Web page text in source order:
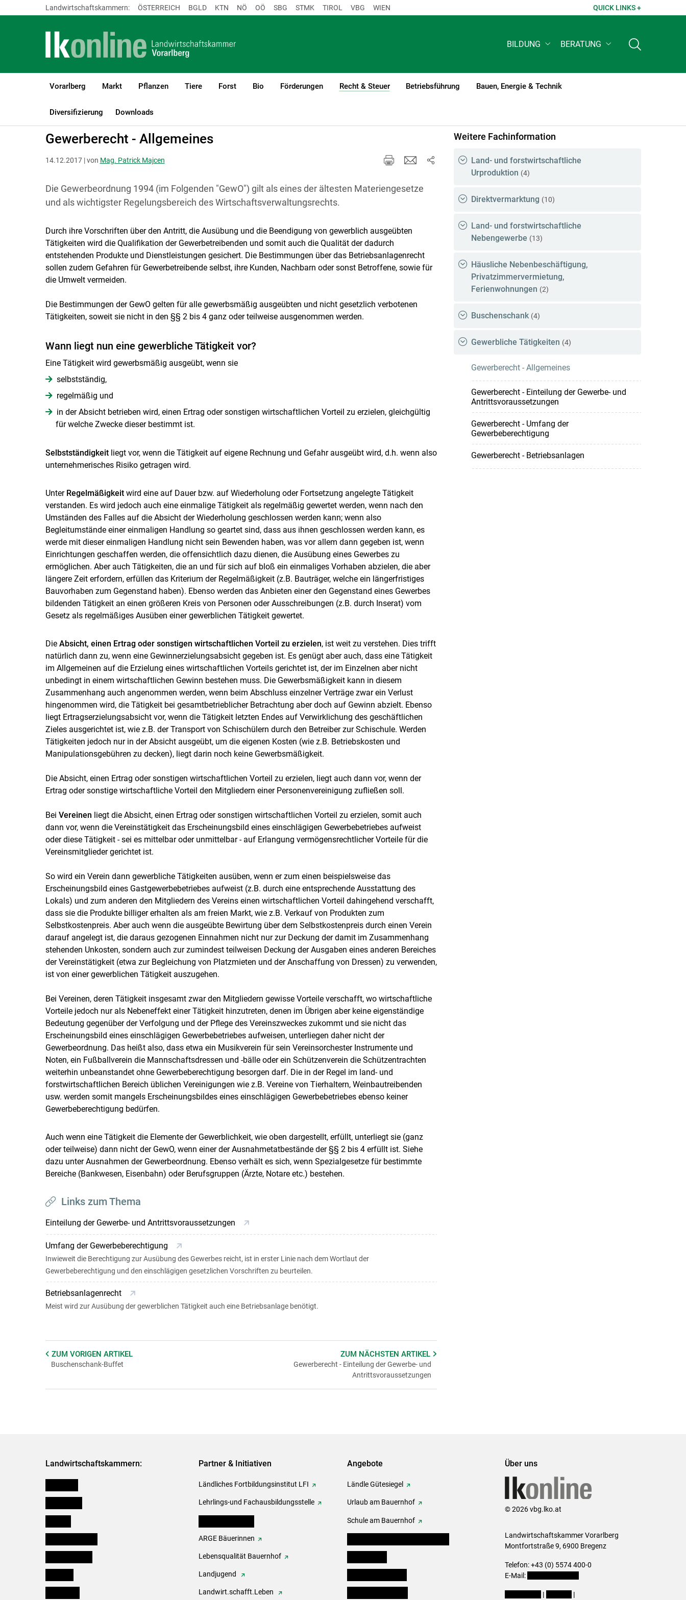
Landwirtschaftskammern: ÖSTERREICH BGLD KTN NÖ OÖ SBG STMK TIROL VBG WIEN QUICK LINKS +
BILDUNG BERATUNG
Vorarlberg Markt Pflanzen Tiere Forst Bio Förderungen Recht & Steuer
(current)1
Betriebsführung Bauen, Energie & Technik
Diversifizierung Downloads
LK Vorarlberg Recht & Steuer Landwirtschaft und Gewerbe
Gewerberecht - Allgemeines
14.12.2017 | von Mag. Patrick Majcen
Die Gewerbeordnung 1994 (im Folgenden "GewO") gilt als eines der ältesten Materiengesetze
und als wichtigster Regelungsbereich des Wirtschaftsverwaltungsrechts.
Durch ihre Vorschriften über den Antritt, die Ausübung und die Beendigung von gewerblich ausgeübten
Tätigkeiten wird die Qualifikation der Gewerbetreibenden und somit auch die Qualität der dadurch
entstehenden Produkte und Dienstleistungen gesichert. Die Bestimmungen über das Betriebsanlagenrecht
sollen zudem Gefahren für Gewerbetreibende selbst, ihre Kunden, Nachbarn oder sonst Betroffene, sowie für
die Umwelt vermeiden.
Die Bestimmungen der GewO gelten für alle gewerbsmäßig ausgeübten und nicht gesetzlich verbotenen
Tätigkeiten, soweit sie nicht in den §§ 2 bis 4 ganz oder teilweise ausgenommen werden.
Wann liegt nun eine gewerbliche Tätigkeit vor?
Eine Tätigkeit wird gewerbsmäßig ausgeübt, wenn sie
selbstständig,
regelmäßig und
in der Absicht betrieben wird, einen Ertrag oder sonstigen wirtschaftlichen Vorteil zu erzielen, gleichgültig
für welche Zwecke dieser bestimmt ist.
Selbstständigkeitliegt vor, wenn die Tätigkeit auf eigene Rechnung und Gefahr ausgeübt wird, d.h. wenn also
unternehmerisches Risiko getragen wird.
Unter Regelmäßigkeitwird eine auf Dauer bzw. auf Wiederholung oder Fortsetzung angelegte Tätigkeit
verstanden. Es wird jedoch auch eine einmalige Tätigkeit als regelmäßig gewertet werden, wenn nach den
Umständen des Falles auf die Absicht der Wiederholung geschlossen werden kann; wenn also
Begleitumstände einer einmaligen Handlung so geartet sind, dass aus ihnen geschlossen werden kann, es
werde mit dieser einmaligen Handlung nicht sein Bewenden haben, was vor allem dann gegeben ist, wenn
Einrichtungen geschaffen werden, die offensichtlich dazu dienen, die Ausübung eines Gewerbes zu
ermöglichen. Aber auch Tätigkeiten, die an und für sich auf bloß ein einmaliges Vorhaben abzielen, die aber
längere Zeit erfordern, erfüllen das Kriterium der Regelmäßigkeit (z.B. Bauträger, welche ein längerfristiges
Bauvorhaben zum Gegenstand haben). Ebenso werden das Anbieten einer den Gegenstand eines Gewerbes
bildenden Tätigkeit an einen größeren Kreis von Personen oder Ausschreibungen (z.B. durch Inserat) vom
Gesetz als regelmäßiges Ausüben einer gewerblichen Tätigkeit gewertet.
Die Absicht, einen Ertrag oder sonstigen wirtschaftlichen Vorteil zu erzielen, ist weit zu verstehen. Dies trifft
natürlich dann zu, wenn eine Gewinnerzielungsabsicht gegeben ist. Es genügt aber auch, dass eine Tätigkeit
im Allgemeinen auf die Erzielung eines wirtschaftlichen Vorteils gerichtet ist, der im Einzelnen aber nicht
unbedingt in einem wirtschaftlichen Gewinn bestehen muss. Die Gewerbsmäßigkeit kann in diesem
Zusammenhang auch angenommen werden, wenn beim Abschluss einzelner Verträge zwar ein Verlust
hingenommen wird, die Tätigkeit bei gesamtbetrieblicher Betrachtung aber doch auf Gewinn abzielt. Ebenso
liegt Ertragserzielungsabsicht vor, wenn die Tätigkeit letzten Endes auf Verwirklichung des geschäftlichen
Zieles ausgerichtet ist, wie z.B. der Transport von Schischülern durch den Betreiber zur Schischule. Werden
Tätigkeiten jedoch nur in der Absicht ausgeübt, um die eigenen Kosten (wie z.B. Betriebskosten und
Manipulationsgebühren zu decken), liegt darin noch keine Gewerbsmäßigkeit.
Die Absicht, einen Ertrag oder sonstigen wirtschaftlichen Vorteil zu erzielen, liegt auch dann vor, wenn der
Ertrag oder sonstige wirtschaftliche Vorteil den Mitgliedern einer Personenvereinigung zufließen soll.
Bei Vereinen liegt die Absicht, einen Ertrag oder sonstigen wirtschaftlichen Vorteil zu erzielen, somit auch
dann vor, wenn die Vereinstätigkeit das Erscheinungsbild eines einschlägigen Gewerbebetriebes aufweist
oder diese Tätigkeit - sei es mittelbar oder unmittelbar - auf Erlangung vermögensrechtlicher Vorteile für die
Vereinsmitglieder gerichtet ist.
So wird ein Verein dann gewerbliche Tätigkeiten ausüben, wenn er zum einen beispielsweise das
Erscheinungsbild eines Gastgewerbebetriebes aufweist (z.B. durch eine entsprechende Ausstattung des
Lokals) und zum anderen den Mitgliedern des Vereins einen wirtschaftlichen Vorteil dahingehend verschafft,
dass sie die Produkte billiger erhalten als am freien Markt, wie z.B. Verkauf von Produkten zum
Selbstkostenpreis. Aber auch wenn die ausgeübte Bewirtung über dem Selbstkostenpreis durch einen Verein
darauf angelegt ist, die daraus gezogenen Einnahmen nicht nur zur Deckung der damit im Zusammenhang
stehenden Unkosten, sondern auch zur zumindest teilweisen Deckung der Ausgaben eines anderen Bereiches
der Vereinstätigkeit (etwa zur Begleichung von Platzmieten und der Anschaffung von Dressen) zu verwenden,
ist von einer gewerblichen Tätigkeit auszugehen.
Bei Vereinen, deren Tätigkeit insgesamt zwar den Mitgliedern gewisse Vorteile verschafft, wo wirtschaftliche
Vorteile jedoch nur als Nebeneffekt einer Tätigkeit hinzutreten, denen im Übrigen aber keine eigenständige
Bedeutung gegenüber der Verfolgung und der Pflege des Vereinszweckes zukommt und sie nicht das
Erscheinungsbild eines einschlägigen Gewerbebetriebes aufweisen, unterliegen daher nicht der
Gewerbeordnung. Das heißt also, dass etwa ein Musikverein für sein Vereinsorchester Instrumente und
Noten, ein Fußballverein die Mannschaftsdressen und -bälle oder ein Schützenverein die Schützentrachten
weiterhin unbeanstandet ohne Gewerbeberechtigung besorgen darf. Die in der Regel im land- und
forstwirtschaftlichen Bereich üblichen Vereinigungen wie z.B. Vereine von Tierhaltern, Weinbautreibenden
usw. werden somit mangels Erscheinungsbildes eines einschlägigen Gewerbebetriebes ebenso keiner
Gewerbeberechtigung bedürfen.
Auch wenn eine Tätigkeit die Elemente der Gewerblichkeit, wie oben dargestellt, erfüllt, unterliegt sie (ganz
oder teilweise) dann nicht der GewO, wenn einer der Ausnahmetatbestände der §§ 2 bis 4 erfüllt ist. Siehe
dazu unter Ausnahmen der Gewerbeordnung. Ebenso verhält es sich, wenn Spezialgesetze für bestimmte
Bereiche (Bankwesen, Eisenbahn) oder Berufsgruppen (Ärzte, Notare etc.) bestehen.
Links zum Thema
Einteilung der Gewerbe- und Antrittsvoraussetzungen
Umfang der Gewerbeberechtigung
Inwieweit die Berechtigung zur Ausübung des Gewerbes reicht, ist in erster Linie nach dem Wortlaut der
Gewerbeberechtigung und den einschlägigen gesetzlichen Vorschriften zu beurteilen.
Betriebsanlagenrecht
Meist wird zur Ausübung der gewerblichen Tätigkeit auch eine Betriebsanlage benötigt.
ZUM VORIGEN ARTIKEL
Buschenschank-Buffet
ZUM NÄCHSTENARTIKEL
Gewerberecht - Einteilung der Gewerbe- und
Antrittsvoraussetzungen
Weitere Fachinformation
Land- und forstwirtschaftliche
Urproduktion (4)
Direktvermarktung (10)
Land- und forstwirtschaftliche
Nebengewerbe (13)
Häusliche Nebenbeschäftigung,
Privatzimmervermietung,
Ferienwohnungen (2)
Buschenschank (4)
Gewerbliche Tätigkeiten (4)
Gewerberecht - Allgemeines
Gewerberecht - Einteilung der Gewerbe- und
Antrittsvoraussetzungen
Gewerberecht - Umfang der
Gewerbeberechtigung
Gewerberecht - Betriebsanlagen
Landwirtschaftskammern: Partner & Initiativen
Ländliches Fortbildungsinstitut LFI
Lehrlings-und Fachausbildungsstelle
ARGE Bäuerinnen
Lebensqualität Bauernhof
Landjugend
Landwirt.schafft.Leben
Angebote
Ländle Gütesiegel
Urlaub am Bauernhof
Schule am Bauernhof
Über uns
© 2026 vbg.lko.at
Landwirtschaftskammer Vorarlberg
Montfortstraße 9, 6900 Bregenz
Telefon: +43 (0) 5574 400-0
E-Mail:
| |